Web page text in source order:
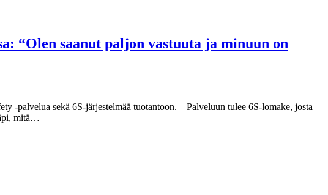
“Olen saanut paljon vastuuta ja minuun on
-palvelua sekä 6S-järjestelmää tuotantoon. – Palveluun tulee 6S-lomake, josta
mitä…